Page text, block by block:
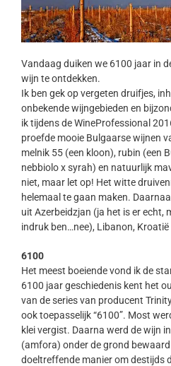
Vandaag duiken we 6100 jaar in
wijn te ontdekken.
Ik ben gek op vergeten druifjes,
onbekende wijngebieden en
ik tijdens de WineProfessional
proefde mooie Bulgaarse wijnen
melnik 55 (een kloon), rubin (een
nebbiolo x syrah) en natuurlijk
niet, maar let op! Het witte
helemaal te gaan maken.
uit Azerbeidzjan (ja het is er echt,
indruk ben…nee), Libanon, Kroatië
6100
Het meest boeiende vond ik de
6100 jaar geschiedenis kent het
van de series van producent
ook toepasselijk “6100”. Most
klei vergist. Daarna werd de wijn
(amfora) onder de grond
doeltreffende manier om destijds